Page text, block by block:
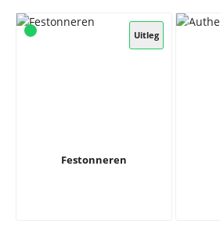
Uitleg
Festonneren